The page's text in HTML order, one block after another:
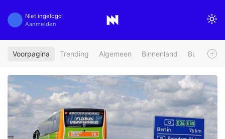
Niet ingelogd
Aanmelden
Voorpagina Trending Algemeen Binnenland Buitenland